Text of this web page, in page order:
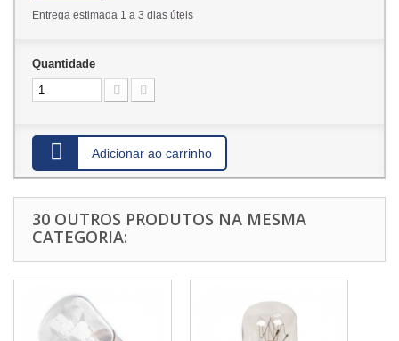
Entrega estimada 1 a 3 dias úteis
Quantidade
Adicionar ao carrinho
30 OUTROS PRODUTOS NA MESMA
CATEGORIA: